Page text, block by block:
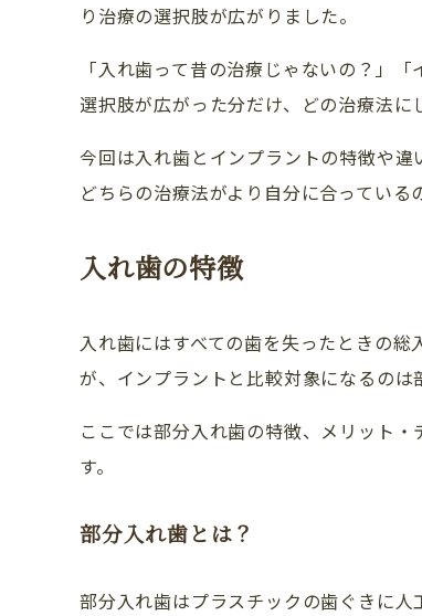
り治療の選択肢が広がりました。
「入れ歯って昔の治療じゃないの？」
選択肢が広がった分だけ、どの治療法に
今回は入れ歯とインプラントの特徴や違
どちらの治療法がより自分に合っている
入れ歯の特徴
入れ歯にはすべての歯を失ったときの
が、インプラントと比較対象になるのは
ここでは部分入れ歯の特徴、メリット
す。
部分入れ歯とは？
部分入れ歯はプラスチックの歯ぐきに